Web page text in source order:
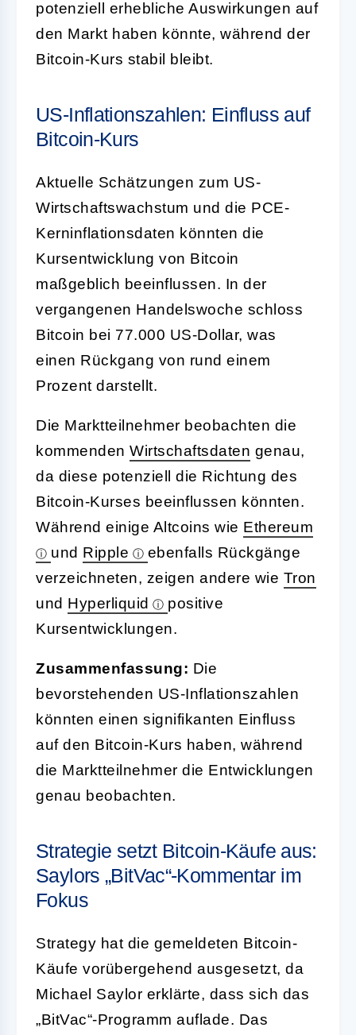
potenziell erhebliche Auswirkungen auf
den Markt haben könnte, während der
Bitcoin-Kurs stabil bleibt.
US-Inflationszahlen: Einfluss auf
Bitcoin-Kurs
Aktuelle Schätzungen zum US-
Wirtschaftswachstum und die PCE-
Kerninflationsdaten könnten die
Kursentwicklung von Bitcoin
maßgeblich beeinflussen. In der
vergangenen Handelswoche schloss
Bitcoin bei 77.000 US-Dollar, was
einen Rückgang von rund einem
Prozent darstellt.
Die Marktteilnehmer beobachten die
kommenden Wirtschaftsdaten genau,
da diese potenziell die Richtung des
Bitcoin-Kurses beeinflussen könnten.
Während einige Altcoins wie Ethereum
und Ripple
ebenfalls Rückgänge
verzeichneten, zeigen andere wie Tron
und Hyperliquid
positive
Kursentwicklungen.
Zusammenfassung: Die
bevorstehenden US-Inflationszahlen
könnten einen signifikanten Einfluss
auf den Bitcoin-Kurs haben, während
die Marktteilnehmer die Entwicklungen
genau beobachten.
Strategie setzt Bitcoin-Käufe aus:
Saylors „BitVac“-Kommentar im
Fokus
Strategy hat die gemeldeten Bitcoin-
Käufe vorübergehend ausgesetzt, da
Michael Saylor erklärte, dass sich das
„BitVac“-Programm auflade. Das